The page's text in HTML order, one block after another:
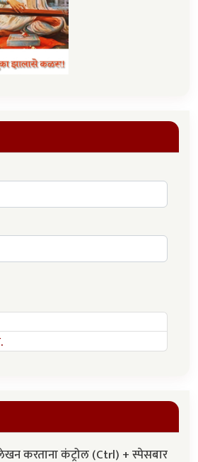
करताना कंट्रोल (Ctrl) + स्पेसबार